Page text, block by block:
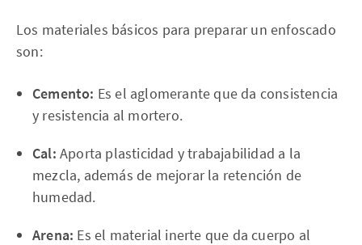
Los materiales básicos para preparar un enfoscado
son:
Cemento: Es el aglomerante que da consistencia
y resistencia al mortero.
Cal: Aporta plasticidad y trabajabilidad a la
mezcla, además de mejorar la retención de
humedad.
Arena: Es el material inerte que da cuerpo al